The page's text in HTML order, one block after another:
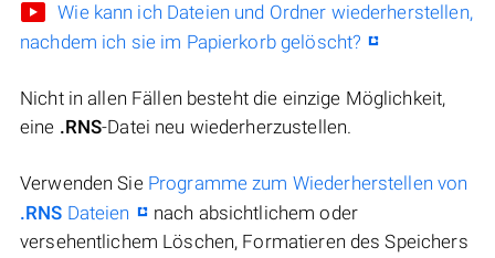
Wie kann ich Dateien und Ordner wiederherstellen,
nachdem ich sie im Papierkorb gelöscht?
Nicht in allen Fällen besteht die einzige Möglichkeit,
eine .RNS-Datei neu wiederherzustellen.
Verwenden Sie Programme zum Wiederherstellen von
.RNS Dateien
nach absichtlichem oder
versehentlichem Löschen, Formatieren des Speichers